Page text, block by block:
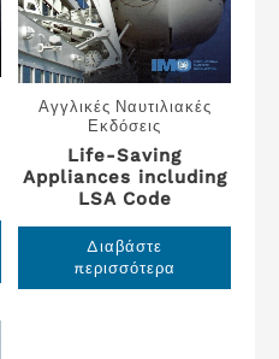
Αγγλικές Ναυτιλιακές
Εκδόσεις
Life-Saving
Appliances including
LSA Code
Διαβάστε
περισσότερα